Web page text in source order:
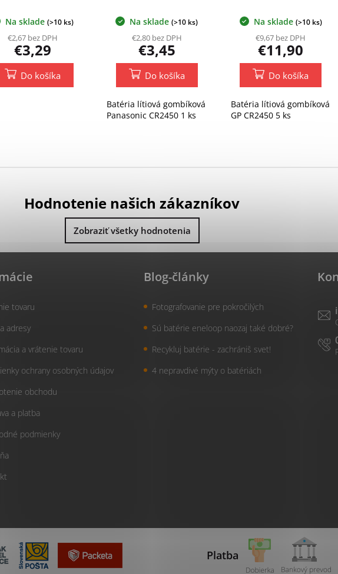
Na sklade (>10 ks)
€2,67 bez DPH
€3,29
Do košíka
Na sklade (>10 ks)
€2,80 bez DPH
€3,45
Do košíka
Batéria lítiová gombíková
Panasonic CR2450 1 ks
Na sklade (>10 ks)
€9,67 bez DPH
€11,90
Do košíka
Batéria lítiová gombíková
GP CR2450 5 ks
Hodnotenie našich zákazníkov
Zobraziť všetky hodnotenia
tovaru
adresy
a vrátenie tovaru
ochrany osobných údajov
obchodu
a platba
podmienky
Blog-články
Fotografovanie pre pokročilých
Sú batérie eneloop naozaj také dobré?
Recykluj batérie - zachrániš svet!
4 nepravdivé mýty o batériách
Platba